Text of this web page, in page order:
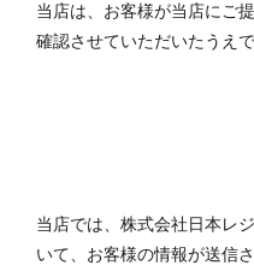
当店は、お客様が当店にご
確認させていただいたうえ
当店では、株式会社日本レ
いて、お客様の情報が送信